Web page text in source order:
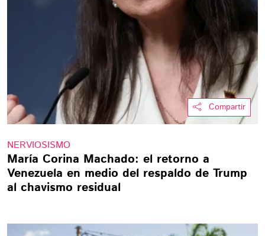
Compartir
NERVIOSISMO
María Corina Machado: el retorno a
Venezuela en medio del respaldo de Trump
al chavismo residual